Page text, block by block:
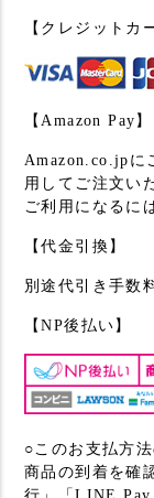
【クレジットカ
【Amazon Pay】
Amazon.co.jpに
用してご注文い
ご利用になるに
【代金引換】
別途代引き手数
【NP後払い】
○このお支払方法
商品の到着を確